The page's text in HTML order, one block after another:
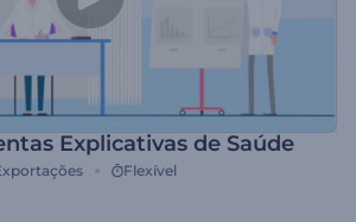
Explicativas de Saúde
Flexível